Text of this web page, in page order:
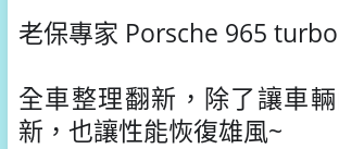
老保專家 Porsche 965
全車整理翻新，除了讓車
新，也讓性能恢復雄風~